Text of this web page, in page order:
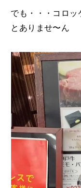
でも・・・コロッ
とありませ〜ん